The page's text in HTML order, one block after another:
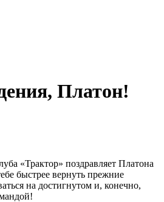
Платон!
«Трактор» поздравляет Платона
быстрее вернуть прежние
на достигнутом и, конечно,